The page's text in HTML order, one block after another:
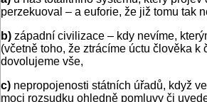
perzekuoval – a euforie, že již tomu tak
b) západní civilizace – kdy nevíme,
(včetně toho, že ztrácíme úctu člověka k
dovolujeme vše,
c) nepropojenosti státních úřadů, když
moci rozsudku ohledně pomluvy či